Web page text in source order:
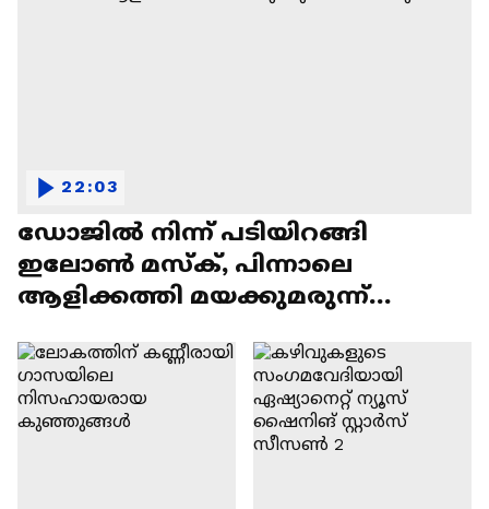
ഡോജിൽ നിന്ന് പടിയിറങ്ങി
ഇലോൺ മസ്ക്, പിന്നാലെ
ആളിക്കത്തി മയക്കുമരുന്ന്
22:03